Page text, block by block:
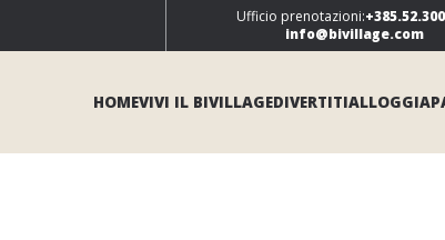
Ufficio prenotazioni:
info@bivillage.com
HOMEVIVI IL BIVILLAGEDIVERTITIALLOGGIA